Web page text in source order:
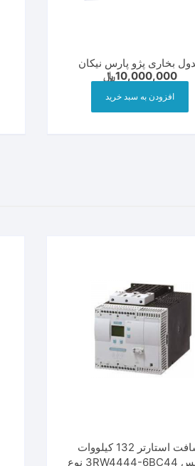
بخاری پژو پارس نیکان
10,000,000﷼
افزودن به سبد خرید
سافت استارتر 132 کیلووات
زیمنس 3RW4444-6BC44 نوع